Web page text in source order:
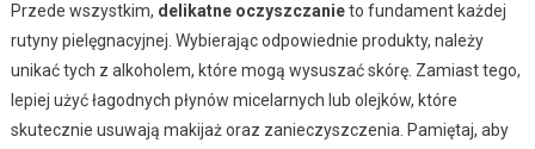
Przede wszystkim, delikatne oczyszczanieto fundament każdej
rutyny pielęgnacyjnej. Wybierając odpowiednie produkty, należy
unikać tych z alkoholem, które mogą wysuszać skórę. Zamiast tego,
lepiej użyć łagodnych płynów micelarnych lub olejków, które
skutecznie usuwają makijaż oraz zanieczyszczenia. Pamiętaj, aby